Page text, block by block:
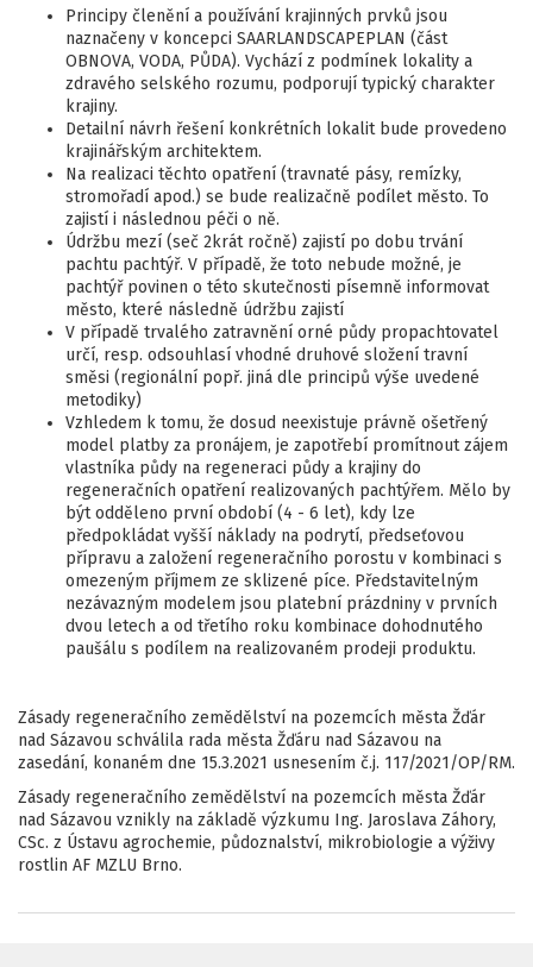
Principy členění a používání krajinných prvků jsou
naznačeny v koncepci SAARLANDSCAPEPLAN (část
OBNOVA, VODA, PŮDA). Vychází z podmínek lokality a
zdravého selského rozumu, podporují typický charakter
krajiny.
Detailní návrh řešení konkrétních lokalit bude provedeno
krajinářským architektem.
Na realizaci těchto opatření (travnaté pásy, remízky,
stromořadí apod.) se bude realizačně podílet město. To
zajistí i následnou péči o ně.
Údržbu mezí (seč 2krát ročně) zajistí po dobu trvání
pachtu pachtýř. V případě, že toto nebude možné, je
pachtýř povinen o této skutečnosti písemně informovat
město, které následně údržbu zajistí
V případě trvalého zatravnění orné půdy propachtovatel
určí, resp. odsouhlasí vhodné druhové složení travní
směsi (regionální popř. jiná dle principů výše uvedené
metodiky)
Vzhledem k tomu, že dosud neexistuje právně ošetřený
model platby za pronájem, je zapotřebí promítnout zájem
vlastníka půdy na regeneraci půdy a krajiny do
regeneračních opatření realizovaných pachtýřem. Mělo by
být odděleno první období (4 - 6 let), kdy lze
předpokládat vyšší náklady na podrytí, předseťovou
přípravu a založení regeneračního porostu v kombinaci s
omezeným příjmem ze sklizené píce. Představitelným
nezávazným modelem jsou platební prázdniny v prvních
dvou letech a od třetího roku kombinace dohodnutého
paušálu s podílem na realizovaném prodeji produktu.
Zásady regeneračního zemědělství na pozemcích města Žďár
nad Sázavou schválila rada města Žďáru nad Sázavou na
zasedání, konaném dne 15.3.2021 usnesením č.j. 117/2021/OP/RM.
Zásady regeneračního zemědělství na pozemcích města Žďár
nad Sázavou vznikly na základě výzkumu Ing. Jaroslava Záhory,
CSc. z Ústavu agrochemie, půdoznalství, mikrobiologie a výživy
rostlin AF MZLU Brno.